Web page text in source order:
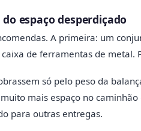
espaço desperdiçado
A primeira: um
de ferramentas de metal.
só pelo peso da
mais espaço no
para outras entregas.